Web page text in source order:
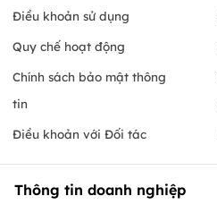
Điều khoản sử dụng
Quy chế hoạt động
Chính sách bảo mật thông
tin
Điều khoản với Đối tác
Thông tin doanh nghiệp